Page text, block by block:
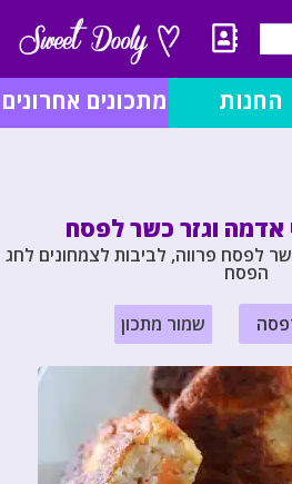
החנות מתכונים אחרונים
אדמה וגזר כשר לפסח
לפסח פרווה, לביבות לצמחונים לחג
הפסח
שמור מתכון